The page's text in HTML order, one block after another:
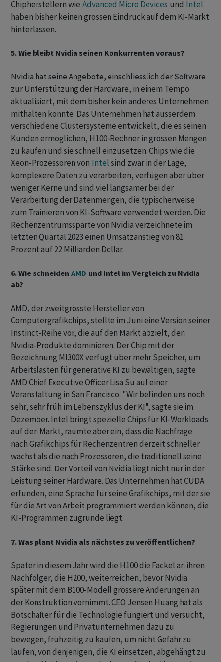
Chipherstellern wie Advanced Micro Devices und Intel
haben bisher keinen grossen Eindruck auf dem KI-Markt
hinterlassen.
5. Wie bleibt Nvidia seinen Konkurrenten voraus?
Nvidia hat seine Angebote, einschliesslich der Software
zur Unterstützung der Hardware, in einem Tempo
aktualisiert, mit dem bisher kein anderes Unternehmen
mithalten konnte. Das Unternehmen hat ausserdem
verschiedene Clustersysteme entwickelt, die es seinen
Kunden ermöglichen, H100-Rechner in grossen Mengen
zu kaufen und sie schnell einzusetzen. Chips wie die
Xeon-Prozessoren von Intel sind zwar in der Lage,
komplexere Daten zu verarbeiten, verfügen aber über
weniger Kerne und sind viel langsamer bei der
Verarbeitung der Datenmengen, die typischerweise
zum Trainieren von KI-Software verwendet werden. Die
Rechenzentrumssparte von Nvidia verzeichnete im
letzten Quartal 2023 einen Umsatzanstieg von 81
Prozent auf 22 Milliarden Dollar.
6. Wie schneiden AMD und Intel im Vergleich zu Nvidia
ab?
AMD, der zweitgrösste Hersteller von
Computergrafikchips, stellte im Juni eine Version seiner
Instinct-Reihe vor, die auf den Markt abzielt, den
Nvidia-Produkte dominieren. Der Chip mit der
Bezeichnung MI300X verfügt über mehr Speicher, um
Arbeitslasten für generative KI zu bewältigen, sagte
AMD Chief Executive Officer Lisa Su auf einer
Veranstaltung in San Francisco. "Wir befinden uns noch
sehr, sehr früh im Lebenszyklus der KI", sagte sie im
Dezember. Intel bringt spezielle Chips für KI-Workloads
auf den Markt, räumte aber ein, dass die Nachfrage
nach Grafikchips für Rechenzentren derzeit schneller
wächst als die nach Prozessoren, die traditionell seine
Stärke sind. Der Vorteil von Nvidia liegt nicht nur in der
Leistung seiner Hardware. Das Unternehmen hat CUDA
erfunden, eine Sprache für seine Grafikchips, mit der sie
für die Art von Arbeit programmiert werden können, die
KI-Programmen zugrunde liegt.
7. Was plant Nvidia als nächstes zu veröffentlichen?
Später in diesem Jahr wird die H100 die Fackel an ihren
Nachfolger, die H200, weiterreichen, bevor Nvidia
später mit dem B100-Modell grössere Änderungen an
der Konstruktion vornimmt. CEO Jensen Huang hat als
Botschafter für die Technologie fungiert und versucht,
Regierungen und Privatunternehmen dazu zu
bewegen, frühzeitig zu kaufen, um nicht Gefahr zu
laufen, von denjenigen, die KI einsetzen, abgehängt zu